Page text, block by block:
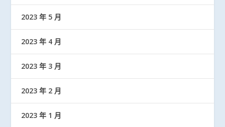
2023 年 5 月
2023 年 4 月
2023 年 3 月
2023 年 2 月
2023 年 1 月